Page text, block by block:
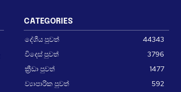
CATEGORIES
දේශීය පුවත්
44343
විදෙස් පුවත්
3796
ක්‍රීඩා පුවත්
1477
ව්‍යාපාරික පුවත්
592